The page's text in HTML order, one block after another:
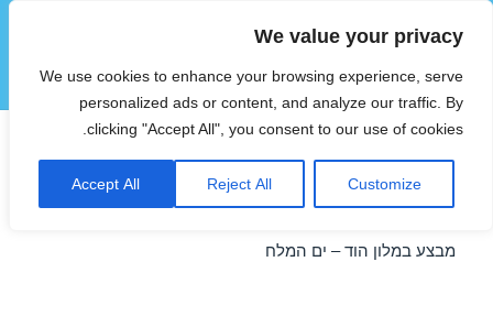
We value your privacy
We use cookies to enhance your browsing experience, serve
personalized ads or content, and analyze our traffic. By
clicking "Accept All", you consent to our use of cookies.
Customize
Reject All
Accept All
הוטצימר
תפריטים
ווידג'טים
חופשה במלון הוד – ים המלח
28/12/2017
מבצע במלון הוד – ים המלח